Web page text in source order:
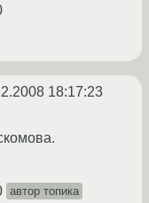
18:17:23
автор топика